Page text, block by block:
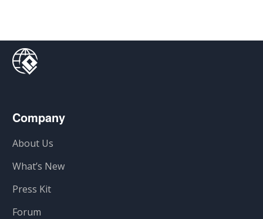
Company
About Us
What’s New
Press Kit
Forum